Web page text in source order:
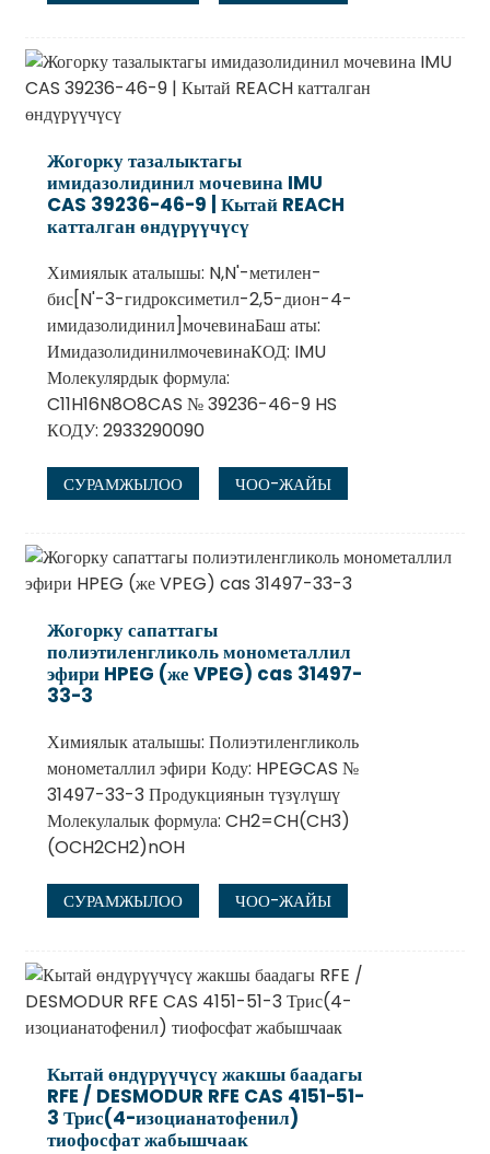
Жогорку тазалыктагы
имидазолидинил мочевина IMU
CAS 39236-46-9 | Кытай REACH
катталган өндүрүүчүсү
Химиялык аталышы: N,N'-метилен-
бис[N'-3-гидроксиметил-2,5-дион-4-
имидазолидинил]мочевинаБаш аты:
ИмидазолидинилмочевинаКОД: IMU
Молекулярдык формула:
C11H16N8O8CAS № 39236-46-9 HS
КОДУ: 2933290090
СУРАМЖЫЛОО ЧОО-ЖАЙЫ
Жогорку сапаттагы
полиэтиленгликоль монометаллил
эфири HPEG (же VPEG) cas 31497-
33-3
Химиялык аталышы: Полиэтиленгликоль
монометаллил эфири Коду: HPEGCAS №
31497-33-3 Продукциянын түзүлүшү
Молекулалык формула: CH2=CH(CH3)
(OCH2CH2)nOH
СУРАМЖЫЛОО ЧОО-ЖАЙЫ
Кытай өндүрүүчүсү жакшы баадагы
RFE / DESMODUR RFE CAS 4151-51-
3 Трис(4-изоцианатофенил)
тиофосфат жабышчаак